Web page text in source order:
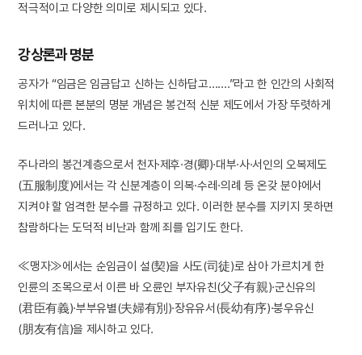
적극적이고 다양한 의미로 제시되고 있다.
강상론과 명분
공자가 “임금은 임금답고 신하는 신하답고…….”라고 한 인간의 사회적
위치에 따른 본분의 명분 개념은 봉건적 신분 제도에서 가장 뚜렷하게
드러나고 있다.
주나라의 봉건계층으로서 천자·제후·경(卿)·대부·사·서인의 오복제도
(五服制度)에서는 각 신분계층이 의복·수레·의례 등 온갖 분야에서
지켜야 할 엄격한 분수를 규정하고 있다. 이러한 분수를 지키지 못하면
참람하다는 도덕적 비난과 함께 죄를 입기도 한다.
≪맹자≫에서는 순임금이 설(契)을 사도(司徒)로 삼아 가르치게 한
인륜의 조목으로서 이른 바 오륜인 부자유친(父子有親)·군신유의
(君臣有義)·부부유별(夫婦有別)·장유유서(長幼有序)·붕우유신
(朋友有信)을 제시하고 있다.